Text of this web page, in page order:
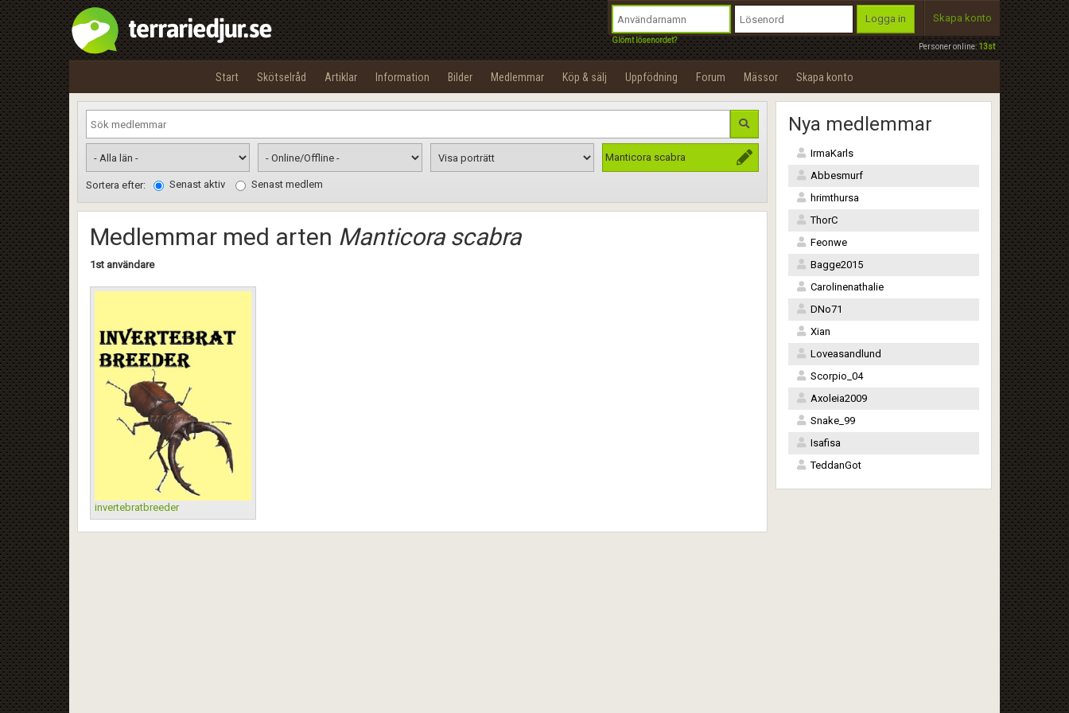
Personer online:13st
Logga in
Glömt lösenordet?
Skapa konto
Start Skötselråd Artiklar Information Bilder Medlemmar Köp & sälj Uppfödning Forum Mässor Skapa konto
Manticora scabra
Sortera efter: Senast aktiv Senast medlem
Medlemmar med arten Manticora scabra
1st användare
invertebratbreeder
Nya medlemmar
IrmaKarls
Abbesmurf
hrimthursa
ThorC
Feonwe
Bagge2015
Carolinenathalie
DNo71
Xian
Loveasandlund
Scorpio_04
Axoleia2009
Snake_99
Isafisa
TeddanGot
Utför
100%
OK
integritetspolicy
Namn:
Epost:
Användarnamn:
Lösenord:
Terms of Service
Skapa konto
Begär nytt lösenord
Tillbaka till förstasidan